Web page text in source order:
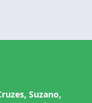
Suzano,